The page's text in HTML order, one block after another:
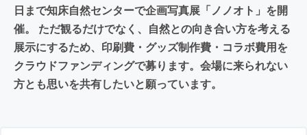
日まで知床自然センターで企画写真展「ノノオト」を開
催。 ただ観るだけでなく、自然との向き合い方を考える
展示にするため、印刷費・グッズ制作費・コラボ費用を
クラウドファンディングで募ります。会場に来られない
方とも思いを共有したいと願っています。